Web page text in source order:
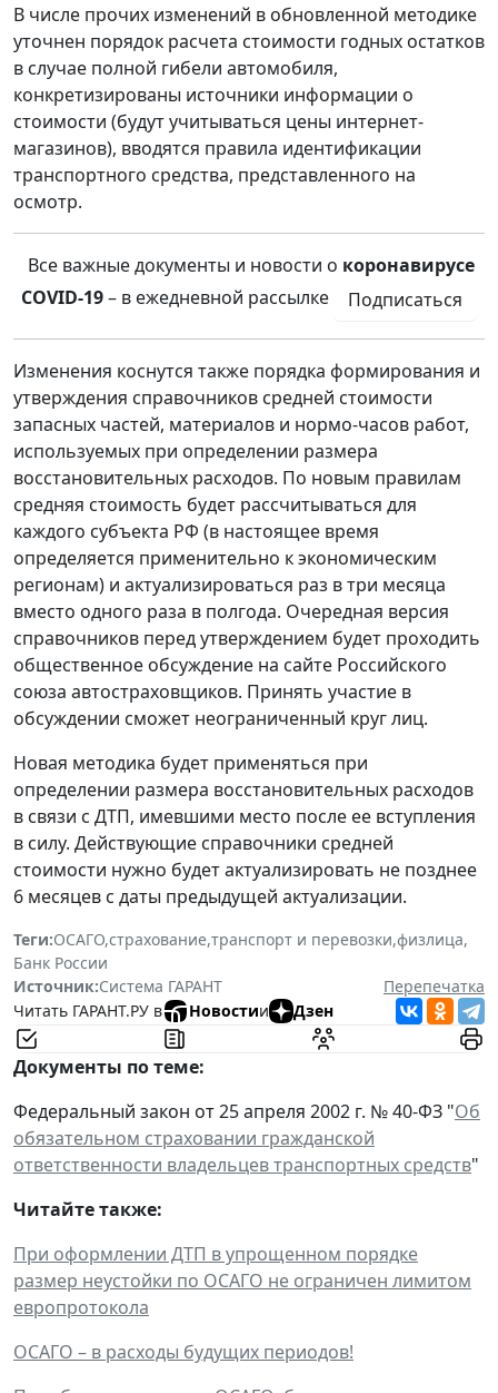
В числе прочих изменений в обновленной методике
уточнен порядок расчета стоимости годных остатков
в случае полной гибели автомобиля,
конкретизированы источники информации о
стоимости (будут учитываться цены интернет-
магазинов), вводятся правила идентификации
транспортного средства, представленного на
осмотр.
Все важные документы и новости о коронавирусе
COVID-19– в ежедневной рассылке Подписаться
Изменения коснутся также порядка формирования и
утверждения справочников средней стоимости
запасных частей, материалов и нормо-часов работ,
используемых при определении размера
восстановительных расходов. По новым правилам
средняя стоимость будет рассчитываться для
каждого субъекта РФ (в настоящее время
определяется применительно к экономическим
регионам) и актуализироваться раз в три месяца
вместо одного раза в полгода. Очередная версия
справочников перед утверждением будет проходить
общественное обсуждение на сайте Российского
союза автостраховщиков. Принять участие в
обсуждении сможет неограниченный круг лиц.
Новая методика будет применяться при
определении размера восстановительных расходов
в связи с ДТП, имевшими место после ее вступления
в силу. Действующие справочники средней
стоимости нужно будет актуализировать не позднее
6 месяцев с даты предыдущей актуализации.
Теги:ОСАГО,страхование,транспорт и перевозки,физлица,
Банк России
Источник:Система ГАРАНТ
Перепечатка
Читать ГАРАНТ.РУ в
Новостии Дзен
Документы по теме:
Федеральный закон от 25 апреля 2002 г. № 40-ФЗ "Об
обязательном страховании гражданской
ответственности владельцев транспортных средств"
Читайте также:
При оформлении ДТП в упрощенном порядке
размер неустойки по ОСАГО не ограничен лимитом
европротокола
ОСАГО – в расходы будущих периодов!